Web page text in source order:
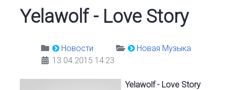
Yelawolf - Love Story
Новости
Новая Музыка
13.04.2015 14:23
Yelawolf - Love Story